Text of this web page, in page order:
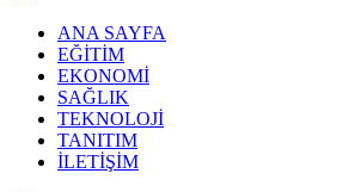
ANA SAYFA
EĞİTİM
EKONOMİ
SAĞLIK
TEKNOLOJİ
TANITIM
İLETİŞİM